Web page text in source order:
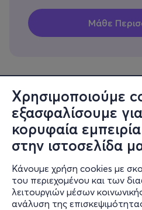
Χρησιμοποιούμε
εξασφαλίσουμε
κορυφαία
στην ιστοσελίδα
Κάνουμε χρήση cookies με
του περιεχομένου και των
λειτουργιών μέσων
ανάλυση της
Πληροφορίες
Υποστήριξη
Stay Connected